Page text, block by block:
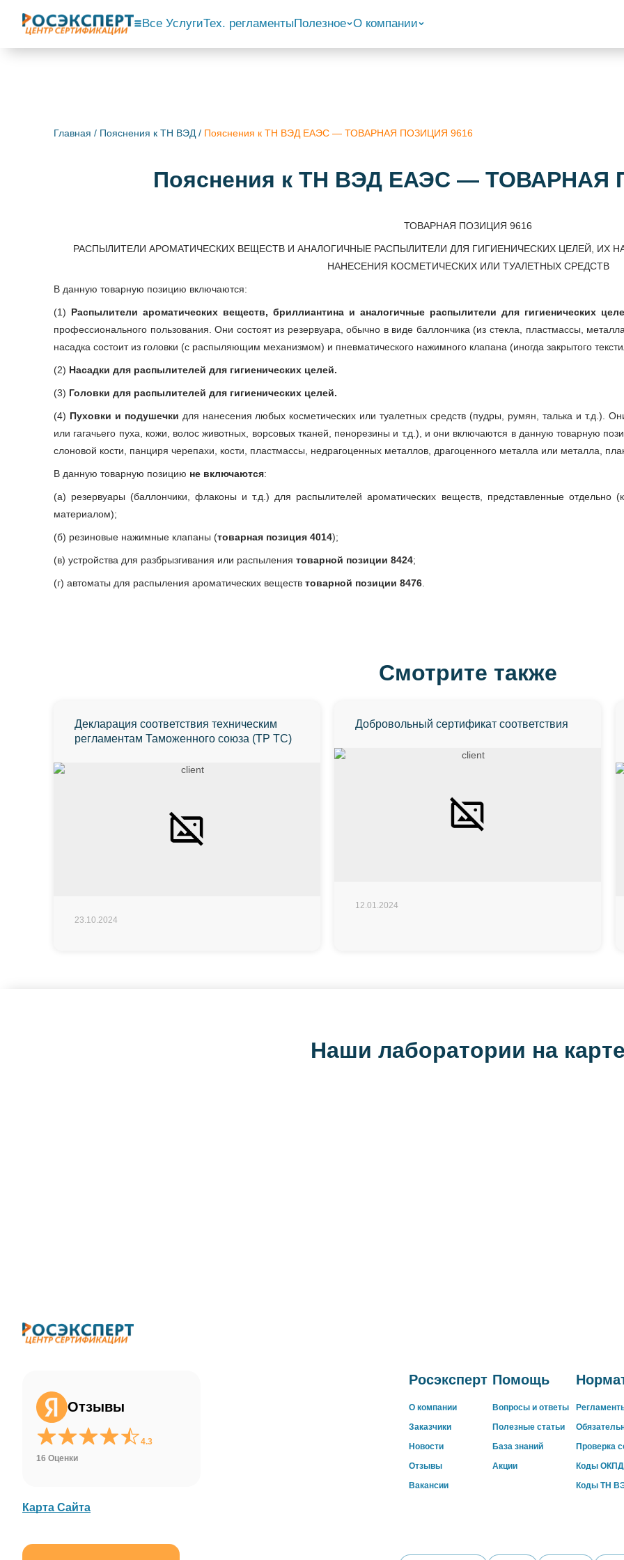
Все УслугиТех. регламенты Полезное О компании
Главная / Пояснения к ТН ВЭД / Пояснения к ТН ВЭД ЕАЭС — ТОВАРНАЯ ПОЗИЦИЯ 9616
Пояснения к ТН ВЭД ЕАЭС — ТОВАРНАЯ
ТОВАРНАЯ ПОЗИЦИЯ 9616
РАСПЫЛИТЕЛИ АРОМАТИЧЕСКИХ ВЕЩЕСТВ И АНАЛОГИЧНЫЕ РАСПЫЛИТЕЛИ ДЛЯ ГИГИЕНИЧЕСКИХ ЦЕЛЕЙ, ИХ
НАНЕСЕНИЯ КОСМЕТИЧЕСКИХ ИЛИ ТУАЛЕТНЫХ СРЕДСТВ
В данную товарную позицию включаются:
(1) Распылители ароматических веществ, бриллиантина и аналогичные распылители для гигиенических
профессионального пользования. Они состоят из резервуара, обычно в виде баллончика (из стекла, пластмассы,
насадка состоит из головки (с распыляющим механизмом) и пневматического нажимного клапана (иногда закрытого
(2) Насадки для распылителей для гигиенических целей.
(3) Головки для распылителей для гигиенических целей.
(4) Пуховки и подушечки для нанесения любых косметических или туалетных средств (пудры, румян, талька и т.д.).
или гагачьего пуха, кожи, волос животных, ворсовых тканей, пенорезины и т.д.), и они включаются в данную товарную
слоновой кости, панциря черепахи, кости, пластмассы, недрагоценных металлов, драгоценного металла или металла,
В данную товарную позицию не включаются:
(а) резервуары (баллончики, флаконы и т.д.) для распылителей ароматических веществ, представленные отдельно
материалом);
(б) резиновые нажимные клапаны (товарная позиция 4014);
(в) устройства для разбрызгивания или распыления товарной позиции 8424;
(г) автоматы для распыления ароматических веществ товарной позиции 8476
Смотрите также
Декларация соответствия техническим
регламентам Таможенного союза (ТР ТС)
23.10.2024
Добровольный сертификат соответствия
12.01.2024
Наши лаборатории на
Отзывы
4.3
16 Оценки
Росэксперт
О компании
Заказчики
Новости
Отзывы
Вакансии
Помощь
Вопросы и ответы
Полезные статьи
База знаний
Акции
Проверка
Коды
Коды ТН
Карта Сайта